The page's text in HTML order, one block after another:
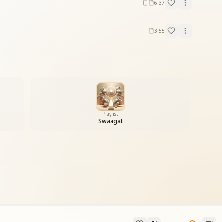
6:37
3:55
Playlist
Swaagat